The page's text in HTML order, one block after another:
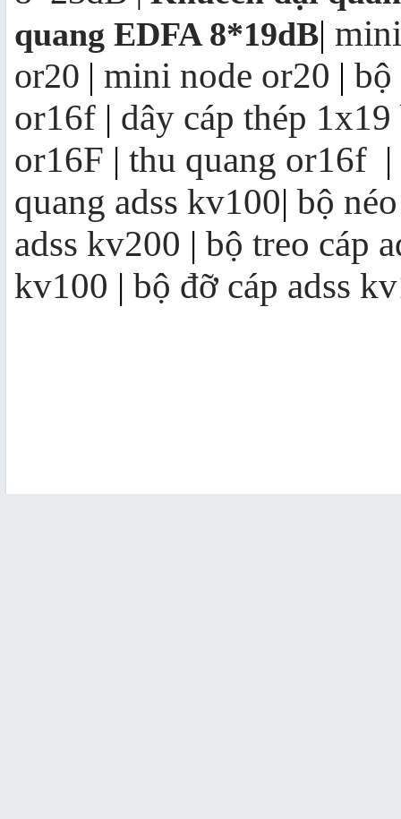
quang EDFA 8*19dB|
or20 | mini node or20 | bộ
or16f | dây cáp thép
or16F | thu quang or16f |
quang adss kv100| bộ
adss kv200 | bộ treo cáp
kv100 | bộ đỡ cáp adss